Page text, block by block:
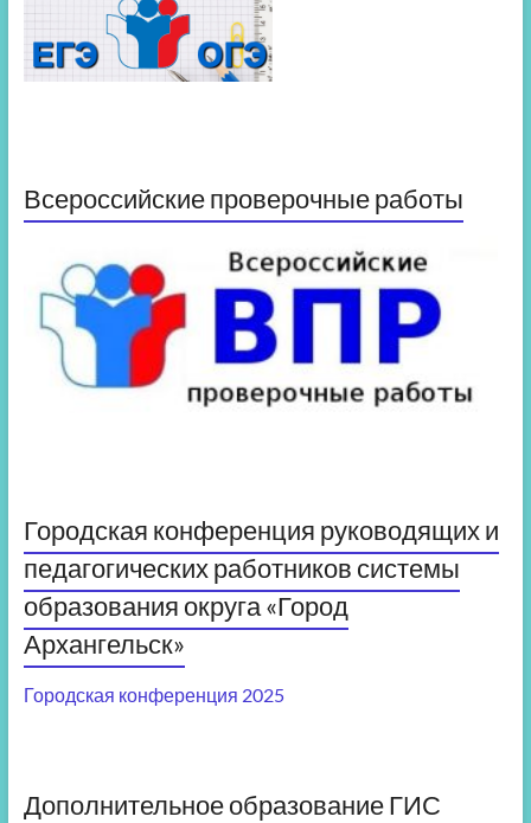
Всероссийские проверочные работы
Городская конференция руководящих и
педагогических работников системы
образования округа «Город
Архангельск»
Городская конференция 2025
Дополнительное образование ГИС